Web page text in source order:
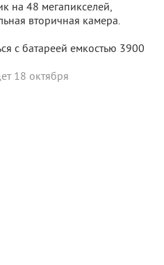
на 48 мегапикселей,
вторичная камера.
с батареей емкостью 3900
18 октября